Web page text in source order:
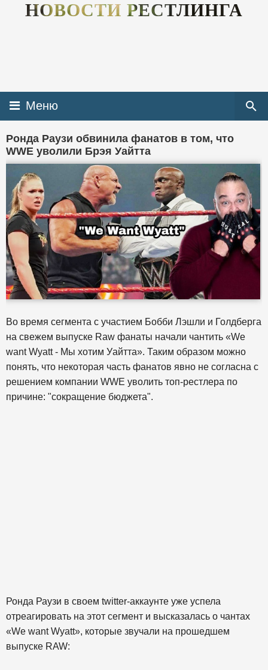
НОВОСТИ РЕСТЛИНГА
Меню
Ронда Раузи обвинила фанатов в том, что
WWE уволили Брэя Уайтта
Во время сегмента с участием Бобби Лэшли и Голдберга
на свежем выпуске Raw фанаты начали чантить «We
want Wyatt - Мы хотим Уайтта». Таким образом можно
понять, что некоторая часть фанатов явно не согласна с
решением компании WWE уволить топ-рестлера по
причине: "сокращение бюджета".
Ронда Раузи в своем twitter-аккаунте уже успела
отреагировать на этот сегмент и высказалась о чантах
«We want Wyatt», которые звучали на прошедшем
выпуске RAW: